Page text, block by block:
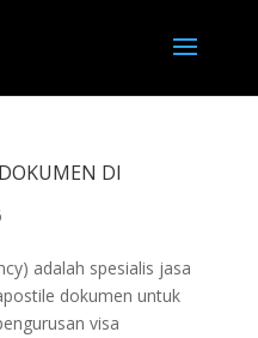
DI
adalah spesialis jasa
dokumen untuk
visa